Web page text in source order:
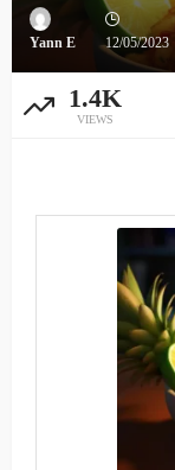
Yann E 12/05/2023
1.4K
VIEWS